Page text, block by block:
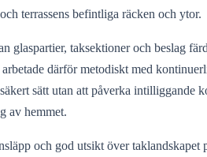
terrassens befintliga räcken och ytor.
taksektioner och beslag
därför metodiskt med
sätt utan att påverka
av hemmet.
och god utsikt över